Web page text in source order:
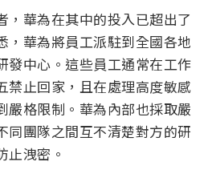
，華為在其中的投入已超出了
，華為將員工派駐到全國各地
發中心。這些員工通常在工作
禁止回家，且在處理高度敏感
嚴格限制。華為內部也採取嚴
同團隊之間互不清楚對方的研
止洩密。